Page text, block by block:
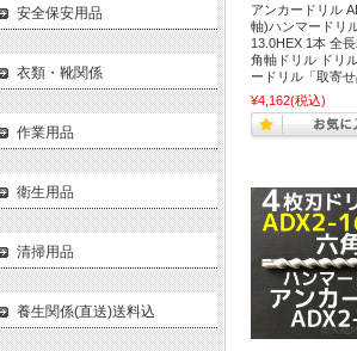
アンカードリル
軸)ハンマードリ
13.0HEX 1本 全
角軸ドリル ドリ
ードリル「取寄せ
¥4,162(税込)
安全保安用品
衣類・靴関係
作業用品
衛生用品
清掃用品
養生関係(直送)送料込